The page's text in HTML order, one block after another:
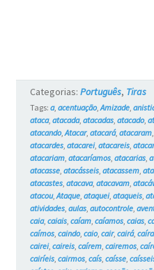
Categorias: Português, Tiras
Tags: a, acentuação, Amizade,
ataca, atacada, atacadas, atacado,
atacando, Atacar, atacará, atacaram,
atacardes, atacarei, atacareis,
atacariam, atacaríamos, atacarias,
atacasse, atacásseis, atacassem,
atacastes, atacava, atacavam,
atacou, Ataque, ataquei, ataqueis,
atividades, aulas, autocontrole,
caia, caiais, caíam, caíamos, caias,
caímos, caindo, caio, cair, cairá,
cairei, caireis, caírem, cairemos,
cairíeis, cairmos, caís, caísse,